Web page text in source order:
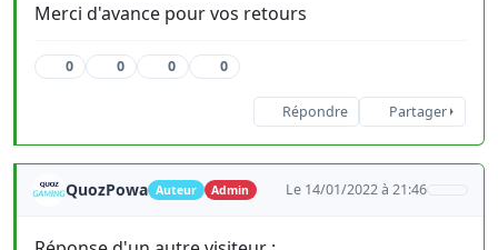
Merci d'avance pour vos retours
0 0 0 0
Répondre Partager
QuozPowa Auteur Admin Le 14/01/2022 à 21:46